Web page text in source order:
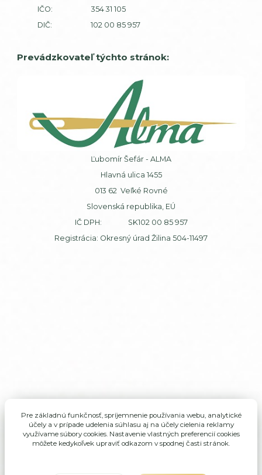
IČO: 354 31 105
DIČ: 102 00 85 957
Prevádzkovateľ týchto stránok:
Ľubomír Šefár - ALMA
Hlavná ulica 1455
013 62 Veľké Rovné
Slovenská republika, EÚ
IČ DPH: SK102 00 85 957
Registrácia: Okresný úrad Žilina 504-11497
Pre základnú funkčnosť, spríjemnenie používania webu, analytické
účely a v prípade udelenia súhlasu aj na účely cielenia reklamy
využívame súbory cookies. Nastavenie vlastných preferencií cookies
môžete kedykoľvek upraviť odkazom v spodnej časti stránok.